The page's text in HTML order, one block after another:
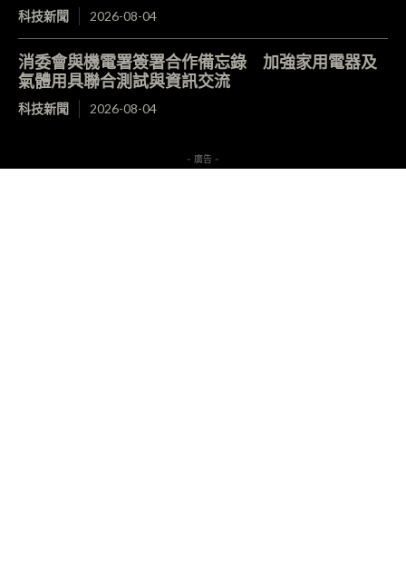
科技新聞 2026-08-04
消委會與機電署簽署合作備忘錄 加強家用電器及
氣體用具聯合測試與資訊交流
科技新聞 2026-08-04
- 廣告 -